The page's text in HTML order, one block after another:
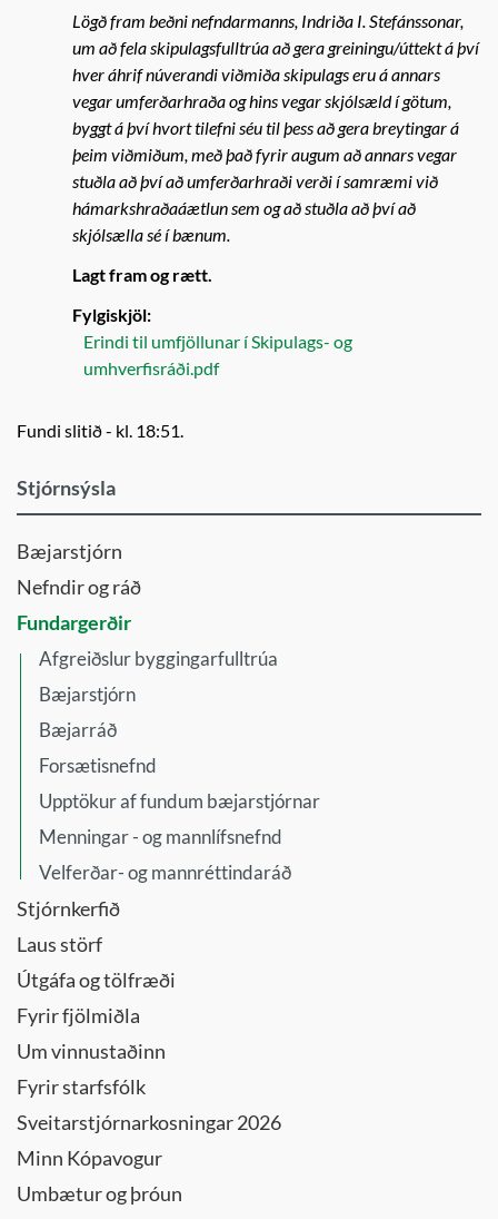
Lögð fram beðni nefndarmanns, Indriða I. Stefánssonar,
um að fela skipulagsfulltrúa að gera greiningu/úttekt á því
hver áhrif núverandi viðmiða skipulags eru á annars
vegar umferðarhraða og hins vegar skjólsæld í götum,
byggt á því hvort tilefni séu til þess að gera breytingar á
þeim viðmiðum, með það fyrir augum að annars vegar
stuðla að því að umferðarhraði verði í samræmi við
hámarkshraðaáætlun sem og að stuðla að því að
skjólsælla sé í bænum.
Lagt fram og rætt.
Fylgiskjöl:
Erindi til umfjöllunar í Skipulags- og
umhverfisráði.pdf
Fundi slitið - kl. 18:51.
Stjórnsýsla
Bæjarstjórn
Nefndir og ráð
Fundargerðir
Afgreiðslur byggingarfulltrúa
Bæjarstjórn
Bæjarráð
Forsætisnefnd
Upptökur af fundum bæjarstjórnar
Menningar - og mannlífsnefnd
Velferðar- og mannréttindaráð
Stjórnkerfið
Laus störf
Útgáfa og tölfræði
Fyrir fjölmiðla
Um vinnustaðinn
Fyrir starfsfólk
Sveitarstjórnarkosningar 2026
Minn Kópavogur
Umbætur og þróun